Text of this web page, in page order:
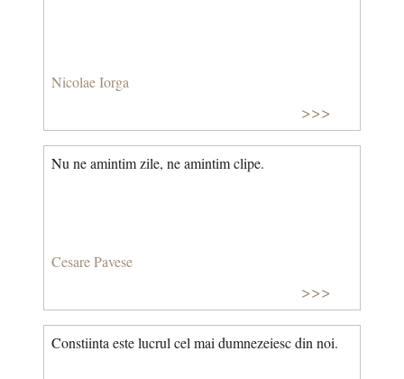
Nicolae Iorga
>>>
Nu ne amintim zile, ne amintim clipe.
Cesare Pavese
>>>
Constiinta este lucrul cel mai dumnezeiesc din noi.